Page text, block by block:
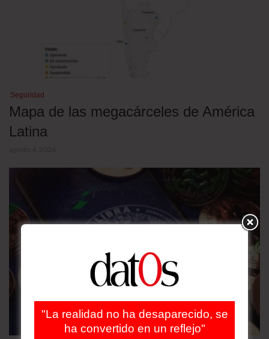
Seguridad
Mapa de las megacárceles de América
Latina
"La realidad no ha desaparecido, se
ha convertido en un reflejo"